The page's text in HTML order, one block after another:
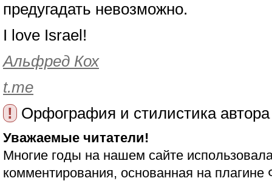
предугадать невозможно.
I love Israel!
Альфред Кох
t.me
!
Орфография и стилистика
Уважаемые читатели!
Многие годы на нашем сайте
комментирования, основанная на